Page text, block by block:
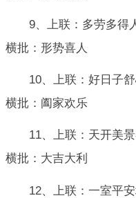
9、上联：多劳多得
横批：形势喜人
10、上联：好日子
横批：阖家欢乐
11、上联：天开美
横批：大吉大利
12、上联：一室平